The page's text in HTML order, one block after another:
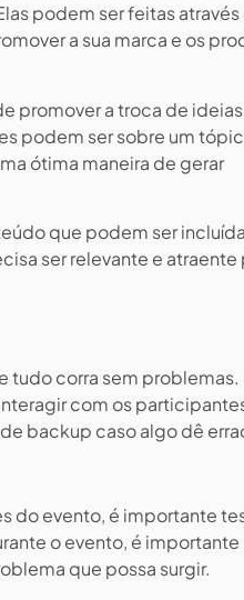
podem ser feitas através
a sua marca e os
promover a troca de
podem ser sobre um
ótima maneira de gerar
que podem ser
ser relevante e atraente
tudo corra sem problemas.
com os
backup caso algo dê
do evento, é importante
o evento, é importante
que possa surgir.